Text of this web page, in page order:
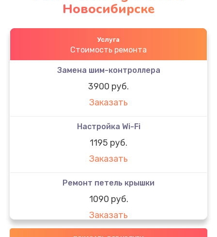
Новосибирске
Услуга
Стоимость ремонта
Замена шим-контроллера
3900 руб.
Заказать
Настройка Wi-Fi
1195 руб.
Заказать
Ремонт петель крышки
1090 руб.
Заказать